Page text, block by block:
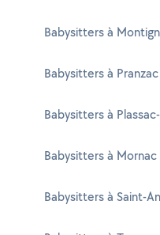
Babysitters à
Babysitters à Pranzac
Babysitters à
Babysitters à Mornac
Babysitters à Saint-